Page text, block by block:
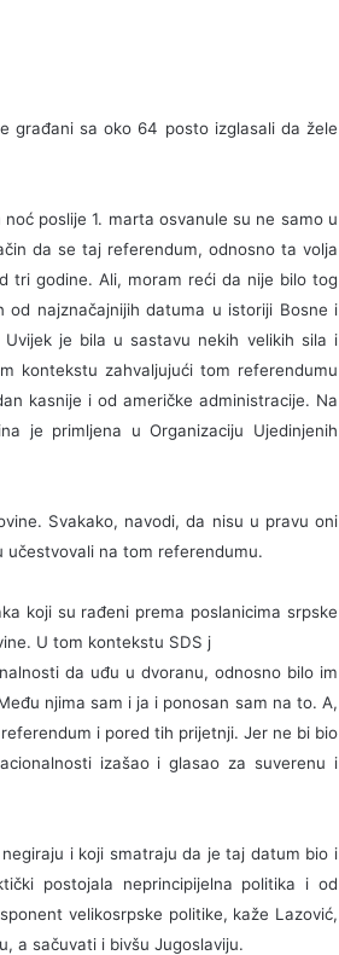
građani sa oko 64 posto izglasali da žele
poslije 1. marta osvanule su ne samo u
da se taj referendum, odnosno ta volja
tri godine. Ali, moram reći da nije bilo tog
najznačajnijih datuma u istoriji Bosne i
je bila u sastavu nekih velikih sila i
kontekstu zahvaljujući tom referendumu
kasnije i od američke administracije. Na
je primljena u Organizaciju Ujedinjenih
Svakako, navodi, da nisu u pravu oni
učestvovali na tom referendumu.
koji su rađeni prema poslanicima srpske
U tom kontekstu SDS j
da uđu u dvoranu, odnosno bilo im
njima sam i ja i ponosan sam na to. A,
i pored tih prijetnji. Jer ne bi bio
izašao i glasao za suverenu i
i koji smatraju da je taj datum bio i
postojala neprincipijelna politika i od
velikosrpske politike, kaže Lazović,
a sačuvati i bivšu Jugoslaviju.